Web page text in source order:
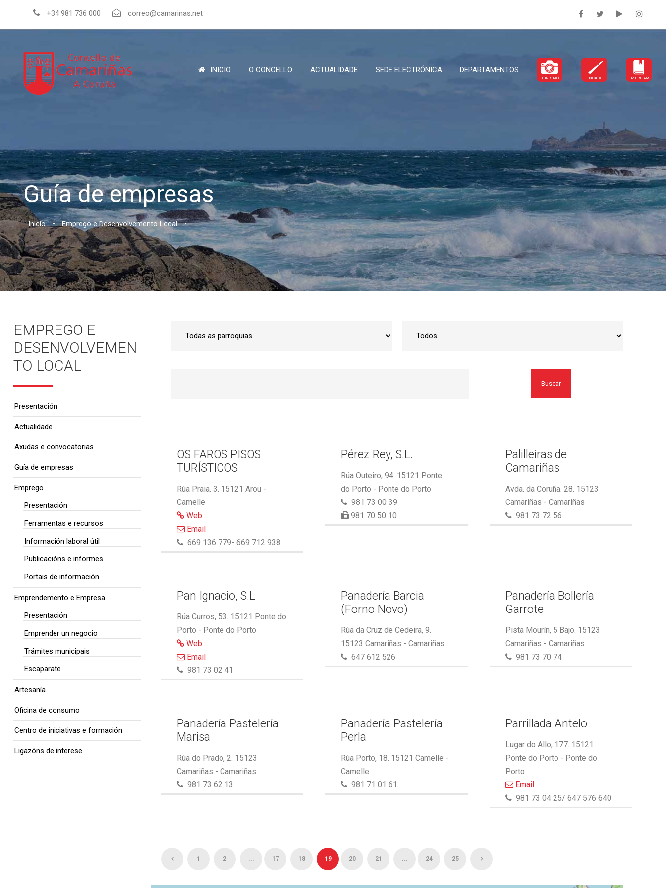
+34 981 736 000 correo@camarinas.net
INICIO O CONCELLO ACTUALIDADE SEDE ELECTRÓNICA DEPARTAMENTOS
TURISMO ENCAIXE EMPRESAS
Guía de empresas
Inicio • Emprego e Desenvolvemento Local •
Buscar
OS FAROS PISOS
TURÍSTICOS
Rúa Praia. 3. 15121 Arou -
Camelle
Web
Email
669 136 779- 669 712 938
Pérez Rey, S.L.
Rúa Outeiro, 94. 15121 Ponte
do Porto - Ponte do Porto
981 73 00 39
981 70 50 10
Palilleiras de
Camariñas
Avda. da Coruña. 28. 15123
Camariñas - Camariñas
981 73 72 56
Pan Ignacio, S.L
Rúa Curros, 53. 15121 Ponte do
Porto - Ponte do Porto
Web
Email
981 73 02 41
Panadería Barcia
(Forno Novo)
Rúa da Cruz de Cedeira, 9.
15123 Camariñas - Camariñas
647 612 526
Panadería Bollería
Garrote
Pista Mourín, 5 Bajo. 15123
Camariñas - Camariñas
981 73 70 74
Panadería Pastelería
Marisa
Rúa do Prado, 2. 15123
Camariñas - Camariñas
981 73 62 13
Panadería Pastelería
Perla
Rúa Porto, 18. 15121 Camelle -
Camelle
981 71 01 61
Parrillada Antelo
Lugar do Allo, 177. 15121
Ponte do Porto - Ponte do
Porto
Email
981 73 04 25/ 647 576 640
1 2 ... 17 18 19 20 21 ... 24 25
EMPREGO E
DESENVOLVEMEN
TO LOCAL
Presentación
Actualidade
Axudas e convocatorias
Guía de empresas
Emprego
Presentación
Ferramentas e recursos
Información laboral útil
Publicacións e informes
Portais de información
Emprendemento e Empresa
Presentación
Emprender un negocio
Trámites municipais
Escaparate
Artesanía
Oficina de consumo
Centro de iniciativas e formación
Ligazóns de interese